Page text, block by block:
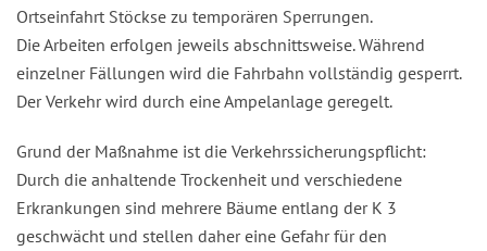
Ortseinfahrt Stöckse zu temporären Sperrungen.
Die Arbeiten erfolgen jeweils abschnittsweise. Während
einzelner Fällungen wird die Fahrbahn vollständig gesperrt.
Der Verkehr wird durch eine Ampelanlage geregelt.
Grund der Maßnahme ist die Verkehrssicherungspflicht:
Durch die anhaltende Trockenheit und verschiedene
Erkrankungen sind mehrere Bäume entlang der K 3
geschwächt und stellen daher eine Gefahr für den